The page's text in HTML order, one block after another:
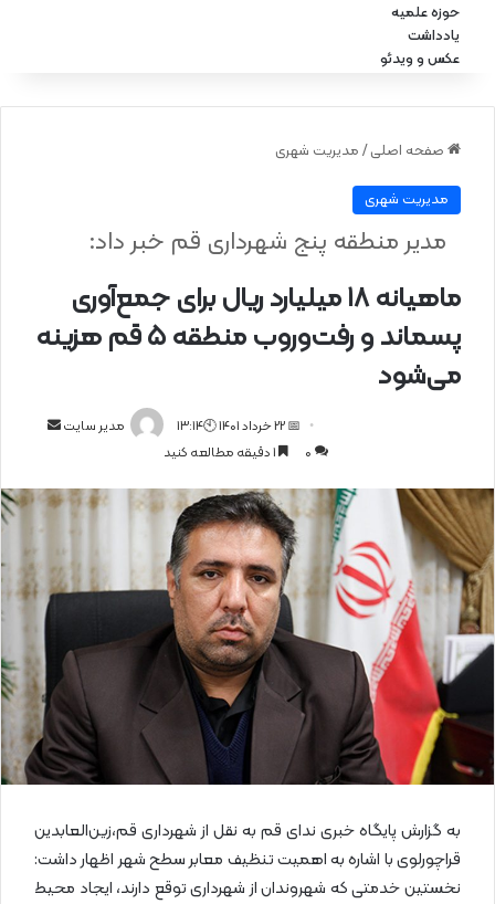
حوزه علمیه
یادداشت
عکس و ویدئو
صفحه اصلی / مدیریت شهری
مدیریت شهری
ماهیانه ۱۸ میلیارد ریال برای جمع‌آوری
پسماند و رفت‌وروب منطقه ۵ قم هزینه
می‌شود
مدیر منطقه پنج شهرداری قم خبر داد:
مدیر سایت
ا
ل
م
ل
📅 22 خرداد 1401 🕙13:14
0
به گزارش پایگاه خبری ندای قم به نقل از شهرداری قم،زین‌العابدین
قراچورلوی با اشاره به اهمیت تنظیف معابر سطح شهر اظهار داشت:
نخستین خدمتی که شهروندان از شهرداری توقع دارند، ایجاد محیط